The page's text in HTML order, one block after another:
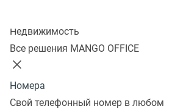
Недвижимость
Все решения MANGO OFFICE
Номера
Свой телефонный номер в любом
обработки обращений вы не
клиента
от
Продолжить